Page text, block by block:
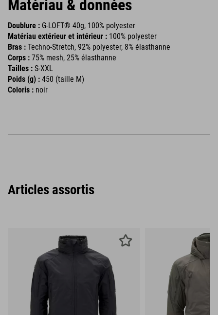
Matériau & données
Doublure : G-LOFT® 40g, 100% polyester
Matériau extérieur et intérieur : 100% polyester
Bras : Techno-Stretch, 92% polyester, 8% élasthanne
Corps : 75% mesh, 25% élasthanne
Tailles : S-XXL
Poids (g) : 450 (taille M)
Coloris : noir
Articles assortis